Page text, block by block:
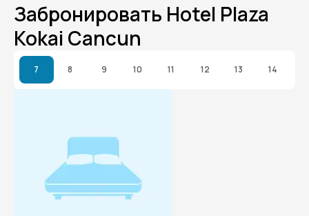
Забронировать Hotel Plaza
Kokai Cancun
7 8 9 10 11 12 13 14